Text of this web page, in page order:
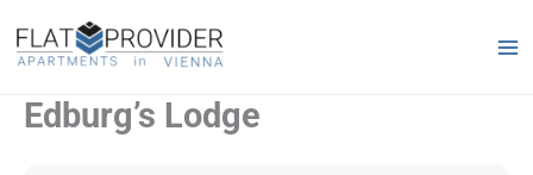
Inhalt
springen
Edburg’s Lodge